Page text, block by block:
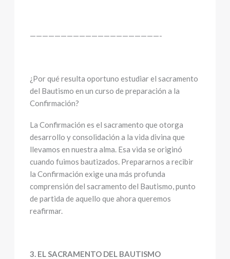
—————————————————————-
¿Por qué resulta oportuno estudiar el sacramento
del Bautismo en un curso de preparación a la
Confirmación?
La Confirmación es el sacramento que otorga
desarrollo y consolidación a la vida divina que
llevamos en nuestra alma. Esa vida se originó
cuando fuimos bautizados. Prepararnos a recibir
la Confirmación exige una más profunda
comprensión del sacramento del Bautismo, punto
de partida de aquello que ahora queremos
reafirmar.
3. EL SACRAMENTO DEL BAUTISMO